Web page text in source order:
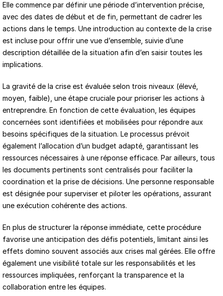
Elle commence par définir une période d’intervention précise,
avec des dates de début et de fin, permettant de cadrer les
actions dans le temps. Une introduction au contexte de la crise
est incluse pour offrir une vue d’ensemble, suivie d’une
description détaillée de la situation afin d’en saisir toutes les
implications.
La gravité de la crise est évaluée selon trois niveaux (élevé,
moyen, faible), une étape cruciale pour prioriser les actions à
entreprendre. En fonction de cette évaluation, les équipes
concernées sont identifiées et mobilisées pour répondre aux
besoins spécifiques de la situation. Le processus prévoit
également l’allocation d’un budget adapté, garantissant les
ressources nécessaires à une réponse efficace. Par ailleurs, tous
les documents pertinents sont centralisés pour faciliter la
coordination et la prise de décisions. Une personne responsable
est désignée pour superviser et piloter les opérations, assurant
une exécution cohérente des actions.
En plus de structurer la réponse immédiate, cette procédure
favorise une anticipation des défis potentiels, limitant ainsi les
effets domino souvent associés aux crises mal gérées. Elle offre
également une visibilité totale sur les responsabilités et les
ressources impliquées, renforçant la transparence et la
collaboration entre les équipes.